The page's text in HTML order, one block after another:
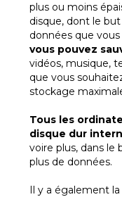
plus ou moins
disque, dont le
données que vous
vous pouvez
vidéos, musique,
que vous
stockage
Tous les
disque dur
voire plus, dans le
plus de données.
Il y a également la